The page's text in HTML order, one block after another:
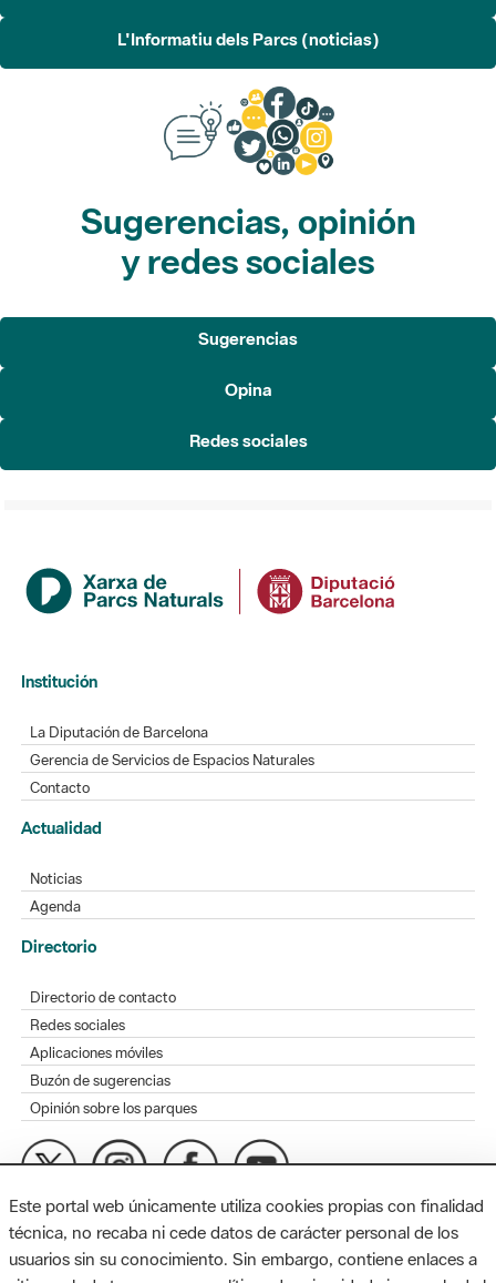
L'Informatiu dels Parcs (noticias)
Sugerencias, opinión
y redes sociales
Sugerencias
Opina
Redes sociales
Institución
La Diputación de Barcelona
Gerencia de Servicios de Espacios Naturales
Contacto
Actualidad
Noticias
Agenda
Directorio
Directorio de contacto
Redes sociales
Aplicaciones móviles
Buzón de sugerencias
Opinión sobre los parques
MAPA WEB AVISO LEGAL ACCESIBILIDAD
Diputación de Barcelona. Edifici Llacuna, 1a planta. Badajoz, 49.
Este portal web únicamente utiliza cookies propias con finalidad
técnica, no recaba ni cede datos de carácter personal de los
usuarios sin su conocimiento. Sin embargo, contiene enlaces a